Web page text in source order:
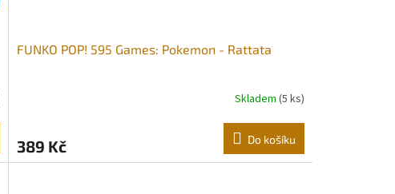
FUNKO POP! 595 Games: Pokemon - Rattata
Skladem (5 ks)
389 Kč Do košíku